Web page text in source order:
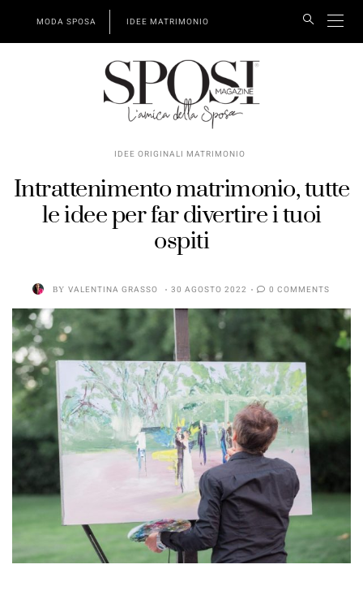
MODA SPOSA IDEE MATRIMONIO
IDEE ORIGINALI MATRIMONIO
Intrattenimento matrimonio, tutte
le idee per far divertire i tuoi
ospiti
BY VALENTINA GRASSO 30 AGOSTO 2022 0 COMMENTS